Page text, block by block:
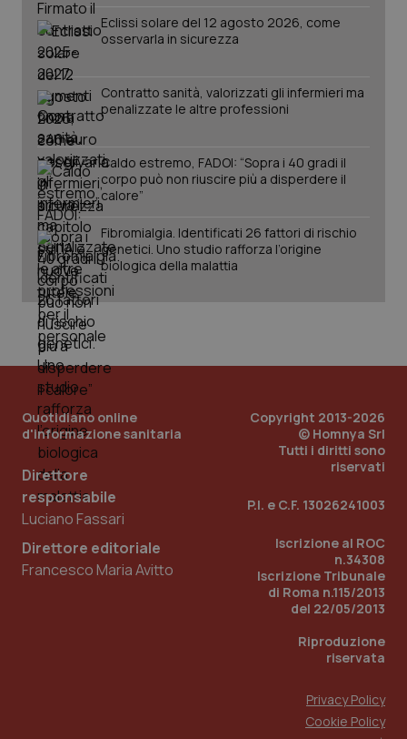
Eclissi solare del 12 agosto 2026, come
osservarla in sicurezza
Contratto sanità, valorizzati gli infermieri ma
penalizzate le altre professioni
Caldo estremo, FADOI: “Sopra i 40 gradi il
corpo può non riuscire più a disperdere il
calore”
Fibromialgia. Identificati 26 fattori di rischio
genetici. Uno studio rafforza l’origine
biologica della malattia
Quotidiano online
d'informazione sanitaria
Direttore
responsabile
Luciano Fassari
Direttore editoriale
Francesco Maria Avitto
Copyright 2013-2026
© Homnya Srl
Tutti i diritti sono
riservati
P.I. e C.F. 13026241003
Iscrizione al ROC
n.34308
Iscrizione Tribunale
di Roma n.115/2013
del 22/05/2013
Riproduzione
riservata
Privacy Policy
Cookie Policy
tracking-sites-ironfish-
session-id
www.quotidianosanita.it
_ga
PHP.net
www.quotidianosanita.it